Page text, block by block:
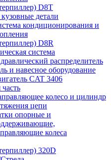
D8T
детали
кондиционирования и
D8R
система
распределитель
и навесное оборудование
CAT 3406
колесо и цилиндр
цепи
опорные и
колеса
320D